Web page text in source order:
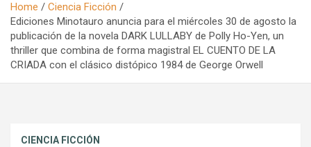
Home
Ciencia Ficción
Ediciones Minotauro anuncia para el miércoles 30 de agosto la
publicación de la novela DARK LULLABY de Polly Ho-Yen, un
thriller que combina de forma magistral EL CUENTO DE LA
CRIADA con el clásico distópico 1984 de George Orwell
CIENCIA FICCIÓN